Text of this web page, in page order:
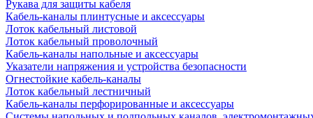
Рукава для защиты кабеля
Кабель-каналы плинтусные и аксессуары
Лоток кабельный листовой
Лоток кабельный проволочный
Кабель-каналы напольные и аксессуары
Указатели напряжения и устройства безопасности
Огнестойкие кабель-каналы
Лоток кабельный лестничный
Кабель-каналы перфорированные и аксессуары